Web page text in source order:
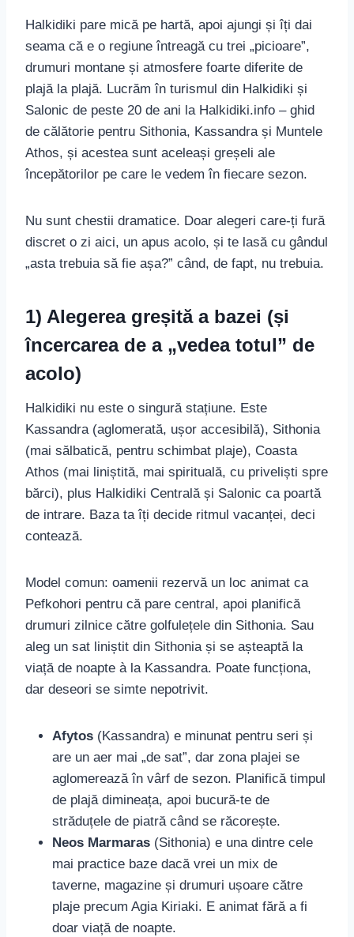
Halkidiki pare mică pe hartă, apoi ajungi și îți dai
seama că e o regiune întreagă cu trei „picioare”,
drumuri montane și atmosfere foarte diferite de
plajă la plajă. Lucrăm în turismul din Halkidiki și
Salonic de peste 20 de ani la Halkidiki.info – ghid
de călătorie pentru Sithonia, Kassandra și Muntele
Athos, și acestea sunt aceleași greșeli ale
începătorilor pe care le vedem în fiecare sezon.
Nu sunt chestii dramatice. Doar alegeri care-ți fură
discret o zi aici, un apus acolo, și te lasă cu gândul
„asta trebuia să fie așa?” când, de fapt, nu trebuia.
1) Alegerea greșită a bazei (și
încercarea de a „vedea totul” de
acolo)
Halkidiki nu este o singură stațiune. Este
Kassandra (aglomerată, ușor accesibilă), Sithonia
(mai sălbatică, pentru schimbat plaje), Coasta
Athos (mai liniștită, mai spirituală, cu priveliști spre
bărci), plus Halkidiki Centrală și Salonic ca poartă
de intrare. Baza ta îți decide ritmul vacanței, deci
contează.
Model comun: oamenii rezervă un loc animat ca
Pefkohori pentru că pare central, apoi planifică
drumuri zilnice către golfulețele din Sithonia. Sau
aleg un sat liniștit din Sithonia și se așteaptă la
viață de noapte à la Kassandra. Poate funcționa,
dar deseori se simte nepotrivit.
Afytos (Kassandra) e minunat pentru seri și
are un aer mai „de sat”, dar zona plajei se
aglomerează în vârf de sezon. Planifică timpul
de plajă dimineața, apoi bucură-te de
străduțele de piatră când se răcorește.
Neos Marmaras (Sithonia) e una dintre cele
mai practice baze dacă vrei un mix de
taverne, magazine și drumuri ușoare către
plaje precum Agia Kiriaki. E animat fără a fi
doar viață de noapte.